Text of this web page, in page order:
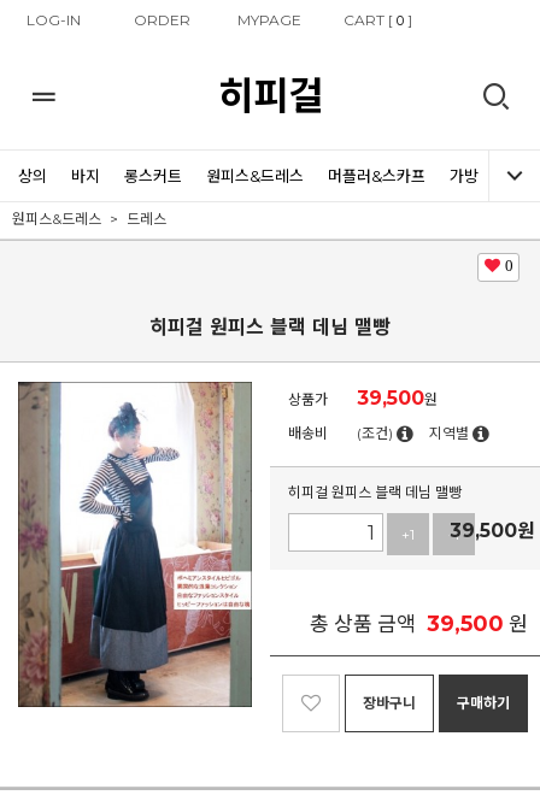
LOG-IN ORDER MYPAGE CART [0 ]
히피걸
상의 바지 롱스커트 원피스&드레스 머플러&스카프 가방 신발
원피스&드레스 드레스
0
히피걸 원피스 블랙 데님 맬빵
상품가 39,500원
배송비
(조건) 지역별
히피걸 원피스 블랙 데님 맬빵
+1 -1
39,500원
총 상품 금액 39,500 원
장바구니 구매하기